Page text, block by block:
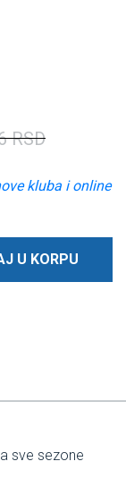
RSD
kluba i online
U KORPU
sve sezone